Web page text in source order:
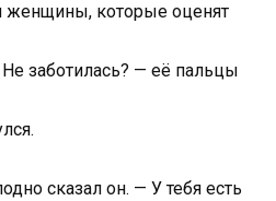
женщины, которые оценят
заботилась? — её пальцы
сказал он. — У тебя есть